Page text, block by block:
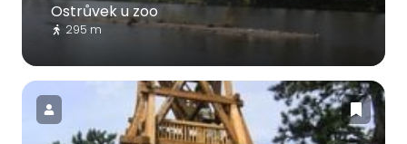
Ostrůvek u zoo
295 m